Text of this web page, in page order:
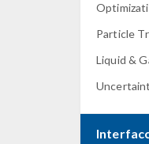
Particle
Liquid &